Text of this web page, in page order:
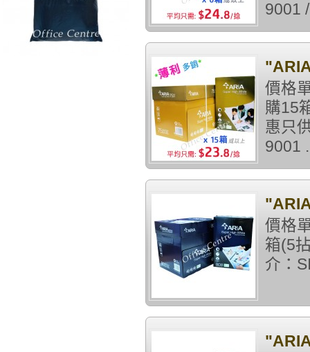
9001
價格
購15
惠只
9001
價格
箱(5
介：